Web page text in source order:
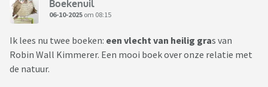
Boekenuil
06-10-2025 om 08:15
Ik lees nu twee boeken: een vlecht van heilig gras van
Robin Wall Kimmerer. Een mooi boek over onze relatie met
de natuur.